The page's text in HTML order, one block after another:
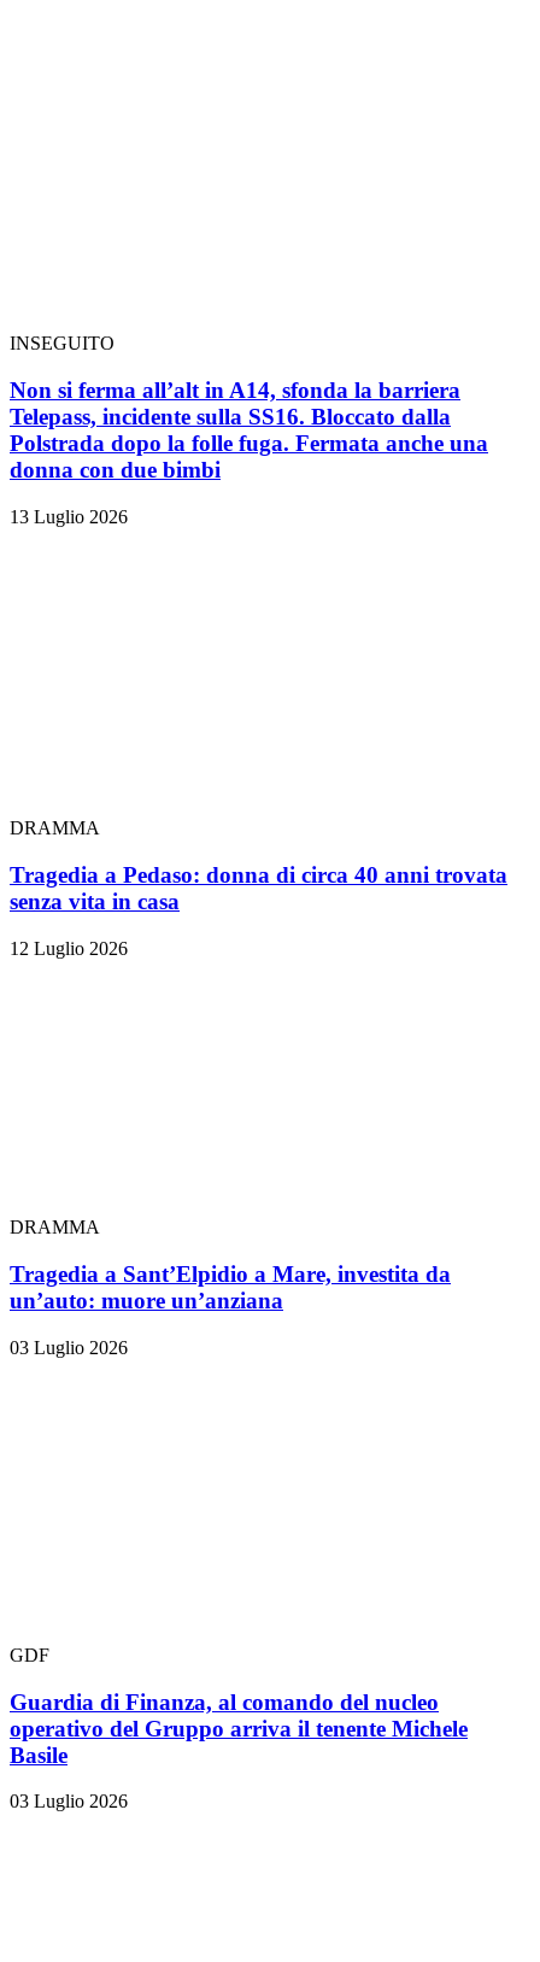
INSEGUITO
Non si ferma all’alt in A14, sfonda la barriera
Telepass, incidente sulla SS16. Bloccato dalla
Polstrada dopo la folle fuga. Fermata anche una
donna con due bimbi
13 Luglio 2026
DRAMMA
Tragedia a Pedaso: donna di circa 40 anni trovata
senza vita in casa
12 Luglio 2026
DRAMMA
Tragedia a Sant’Elpidio a Mare, investita da
un’auto: muore un’anziana
03 Luglio 2026
GDF
Guardia di Finanza, al comando del nucleo
operativo del Gruppo arriva il tenente Michele
Basile
03 Luglio 2026